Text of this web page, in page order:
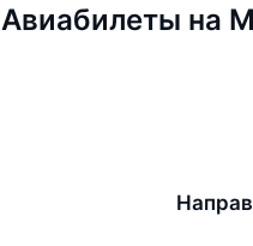
Авиабилеты на